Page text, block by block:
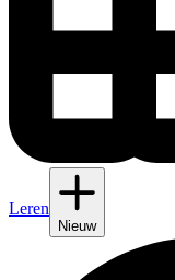
Leren
Nieuw